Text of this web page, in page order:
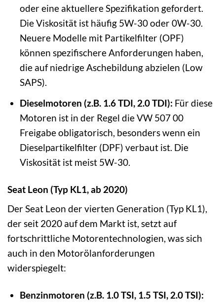
oder eine aktuellere Spezifikation gefordert.
Die Viskosität ist häufig 5W-30 oder 0W-30.
Neuere Modelle mit Partikelfilter (OPF)
können spezifischere Anforderungen haben,
die auf niedrige Aschebildung abzielen (Low
SAPS).
Dieselmotoren (z.B. 1.6 TDI, 2.0 TDI): Für diese
Motoren ist in der Regel die VW 507 00
Freigabe obligatorisch, besonders wenn ein
Dieselpartikelfilter (DPF) verbaut ist. Die
Viskosität ist meist 5W-30.
Seat Leon (Typ KL1, ab 2020)
Der Seat Leon der vierten Generation (Typ KL1),
der seit 2020 auf dem Markt ist, setzt auf
fortschrittliche Motorentechnologien, was sich
auch in den Motorölanforderungen
widerspiegelt:
Benzinmotoren (z.B. 1.0 TSI, 1.5 TSI, 2.0 TSI):